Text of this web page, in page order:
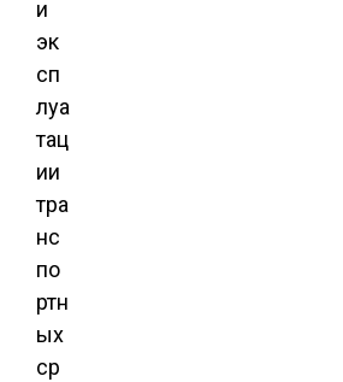
и
эк
сп
луа
тац
ии
тра
нс
по
ртн
ых
ср